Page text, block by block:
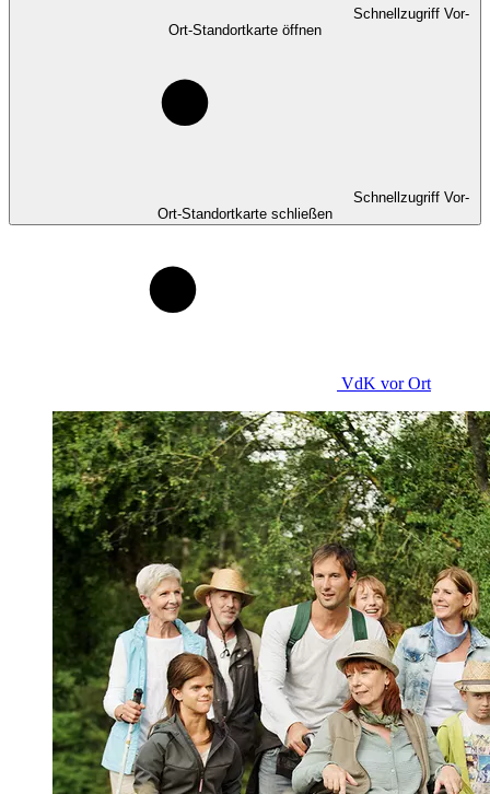
Schnellzugriff Vor-
Ort-Standortkarte öffnen
Schnellzugriff Vor-
Ort-Standortkarte schließen
VdK vor Ort